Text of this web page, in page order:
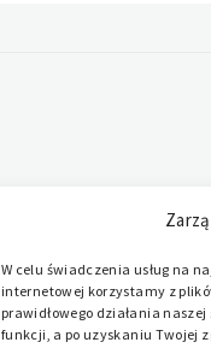
W celu świadczenia usług na
internetowej korzystamy z
prawidłowego działania
funkcji, a po uzyskaniu Twojej